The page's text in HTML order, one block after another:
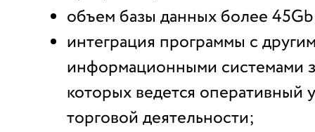
объем базы данных более
интеграция программы с
информационными системами
которых ведется оперативный
торговой деятельности;